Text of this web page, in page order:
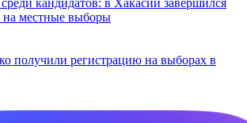
кандидатов: в Хакасии завершился
на местные выборы
получили регистрацию на выборах в